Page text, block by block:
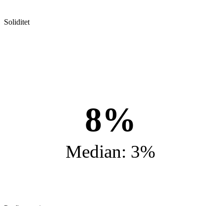
Soliditet
8%
Median: 3%